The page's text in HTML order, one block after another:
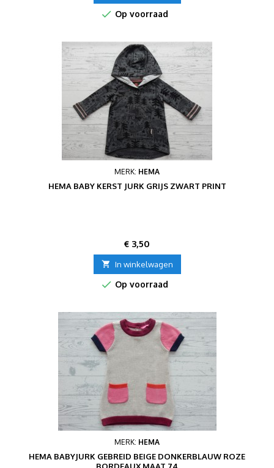
 Op voorraad
MERK: HEMA
HEMA BABY KERST JURK GRIJS ZWART PRINT
Prijs
€ 3,50
 In winkelwagen
 Op voorraad
MERK: HEMA
HEMA BABYJURK GEBREID BEIGE DONKERBLAUW ROZE
BORDEAUX MAAT 74